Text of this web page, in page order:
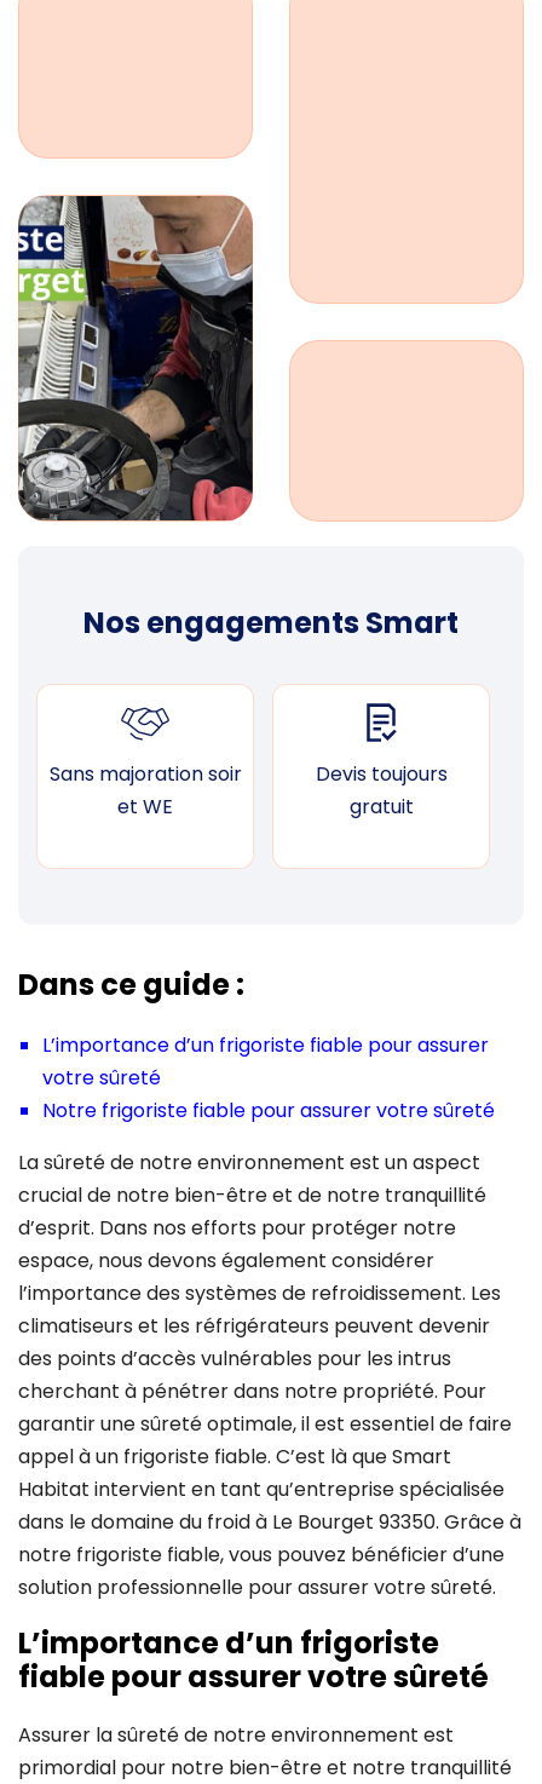
Nos engagements Smart
Sans majoration soir
et WE
Devis toujours
gratuit
Dans ce guide :
L’importance d’un frigoriste fiable pour assurer
votre sûreté
Notre frigoriste fiable pour assurer votre sûreté
La sûreté de notre environnement est un aspect
crucial de notre bien-être et de notre tranquillité
d’esprit. Dans nos efforts pour protéger notre
espace, nous devons également considérer
l’importance des systèmes de refroidissement. Les
climatiseurs et les réfrigérateurs peuvent devenir
des points d’accès vulnérables pour les intrus
cherchant à pénétrer dans notre propriété. Pour
garantir une sûreté optimale, il est essentiel de faire
appel à un frigoriste fiable. C’est là que Smart
Habitat intervient en tant qu’entreprise spécialisée
dans le domaine du froid à Le Bourget 93350. Grâce à
notre frigoriste fiable, vous pouvez bénéficier d’une
solution professionnelle pour assurer votre sûreté.
L’importance d’un frigoriste
fiable pour assurer votre sûreté
Assurer la sûreté de notre environnement est
primordial pour notre bien-être et notre tranquillité